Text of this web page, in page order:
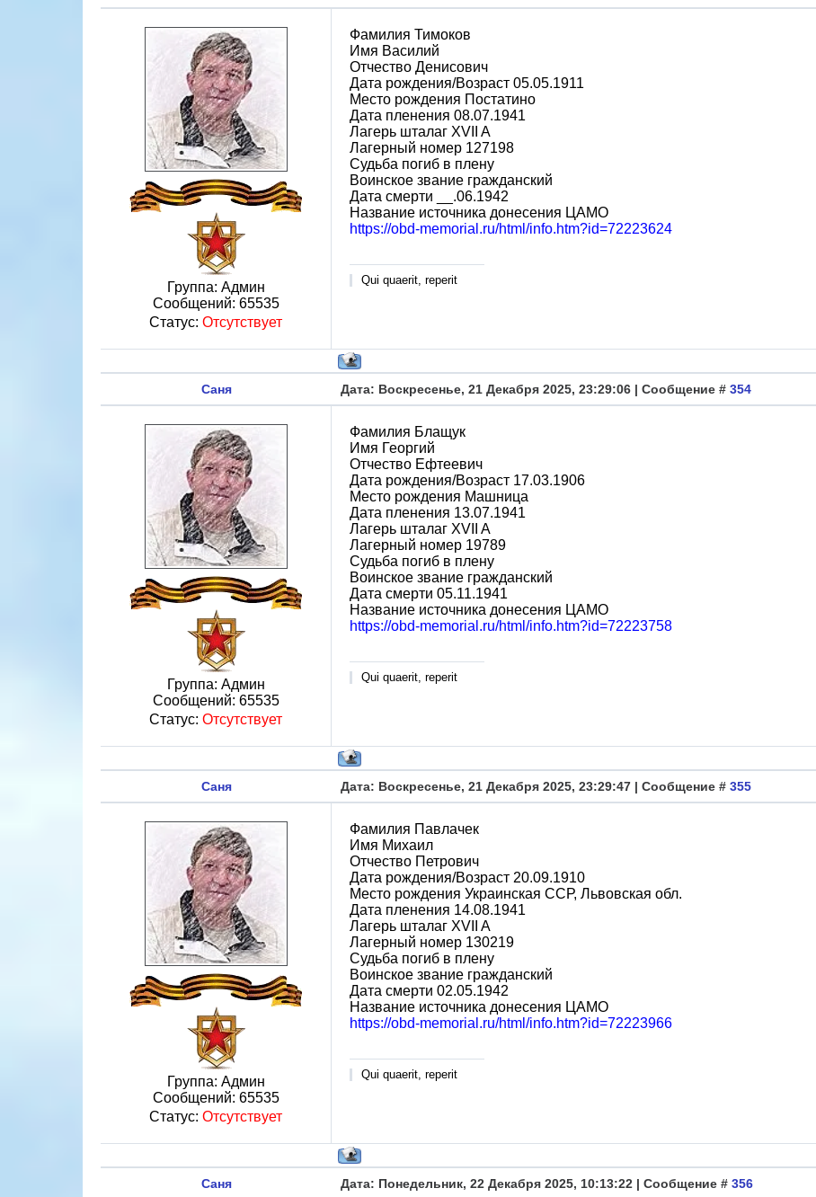
Группа: Админ
Сообщений: 65535
Статус: Отсутствует
Фамилия Тимоков
Имя Василий
Отчество Денисович
Дата рождения/Возраст 05.05.1911
Место рождения Постатино
Дата пленения 08.07.1941
Лагерь шталаг XVII A
Лагерный номер 127198
Судьба погиб в плену
Воинское звание гражданский
Дата смерти __.06.1942
Название источника донесения ЦАМО
https://obd-memorial.ru/html/info.htm?id=72223624
Qui quaerit, reperit
Саня Дата: Воскресенье, 21 Декабря 2025, 23:29:06 | Сообщение # 354
Группа: Админ
Сообщений: 65535
Статус: Отсутствует
Фамилия Блащук
Имя Георгий
Отчество Ефтеевич
Дата рождения/Возраст 17.03.1906
Место рождения Машница
Дата пленения 13.07.1941
Лагерь шталаг XVII A
Лагерный номер 19789
Судьба погиб в плену
Воинское звание гражданский
Дата смерти 05.11.1941
Название источника донесения ЦАМО
https://obd-memorial.ru/html/info.htm?id=72223758
Qui quaerit, reperit
Саня Дата: Воскресенье, 21 Декабря 2025, 23:29:47 | Сообщение # 355
Группа: Админ
Сообщений: 65535
Статус: Отсутствует
Фамилия Павлачек
Имя Михаил
Отчество Петрович
Дата рождения/Возраст 20.09.1910
Место рождения Украинская ССР, Львовская обл.
Дата пленения 14.08.1941
Лагерь шталаг XVII A
Лагерный номер 130219
Судьба погиб в плену
Воинское звание гражданский
Дата смерти 02.05.1942
Название источника донесения ЦАМО
https://obd-memorial.ru/html/info.htm?id=72223966
Qui quaerit, reperit
Саня Дата: Понедельник, 22 Декабря 2025, 10:13:22 | Сообщение # 356